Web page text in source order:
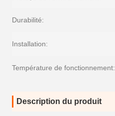
Durabilité:
Installation:
Température de fonctionnement:
Description du produit